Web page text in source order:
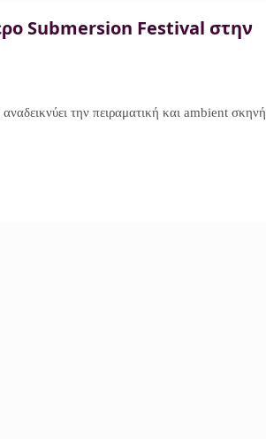
Submersion Festival στην
την πειραματική και ambient σκηνή